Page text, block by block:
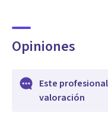
Opiniones
Este
valoración